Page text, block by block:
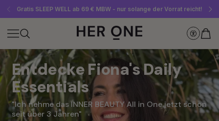
Gratis SLEEP WELL ab 69 € MBW - nur solange der Vorrat reicht!
Jetzt Newsletter abonnieren und 10 €-Gutschein sichern
Bis zu 30 % sparen mit unseren Spar-Abos
Entdecke Fiona's Daily
Essentials
"Ich nehme das INNER BEAUTY All in One jetzt schon
seit über 3 Jahren"